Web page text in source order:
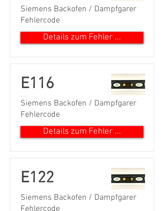
Siemens Backofen / Dampfgarer
Fehlercode
Details zum Fehler ...
E116
Siemens Backofen / Dampfgarer
Fehlercode
Details zum Fehler ...
E122
Siemens Backofen / Dampfgarer
Fehlercode